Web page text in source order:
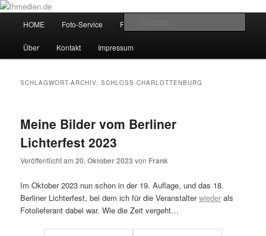
Zum
springen
Zum
springenfhmedien.de
Wir fotografieren die Hauptstadt!
HOME Foto-Service Foto-Workshops
Über Kontakt Impressum
SCHLAGWORT-ARCHIV:SCHLOSS CHARLOTTENBURG
Meine Bilder vom Berliner
Lichterfest 2023
Veröffentlicht am20. Oktober 2023 von Frank
Im Oktober 2023 nun schon in der 19. Auflage, und das 18.
Berliner Lichterfest, bei dem ich für die Veranstalterwieder als
Fotolieferant dabei war. Wie die Zeit vergeht…